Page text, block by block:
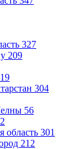
327
209
19
304
56
область 301
212